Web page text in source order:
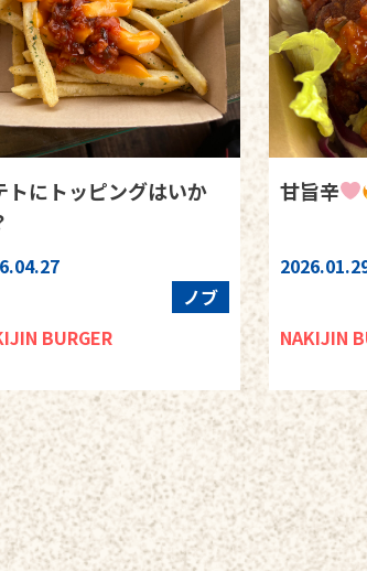
トにトッピングはいか
ノブ
BURGER
甘旨辛
NAKIJIN